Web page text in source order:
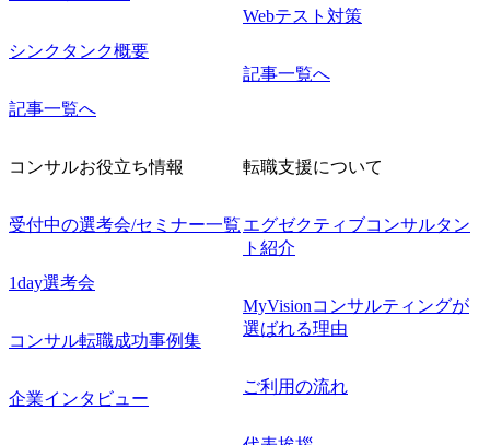
シンクタンク概要
記事一覧へ
Webテスト対策
記事一覧へ
コンサルお役立ち情報
受付中の選考会/セミナー一覧
1day選考会
コンサル転職成功事例集
企業インタビュー
転職支援について
エグゼクティブコンサルタン
ト紹介
MyVisionコンサルティングが
選ばれる理由
ご利用の流れ